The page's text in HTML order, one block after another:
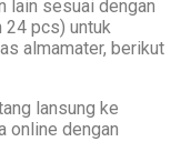
lain sesuai dengan
24 pcs) untuk
almamater, berikut
lansung ke
online dengan